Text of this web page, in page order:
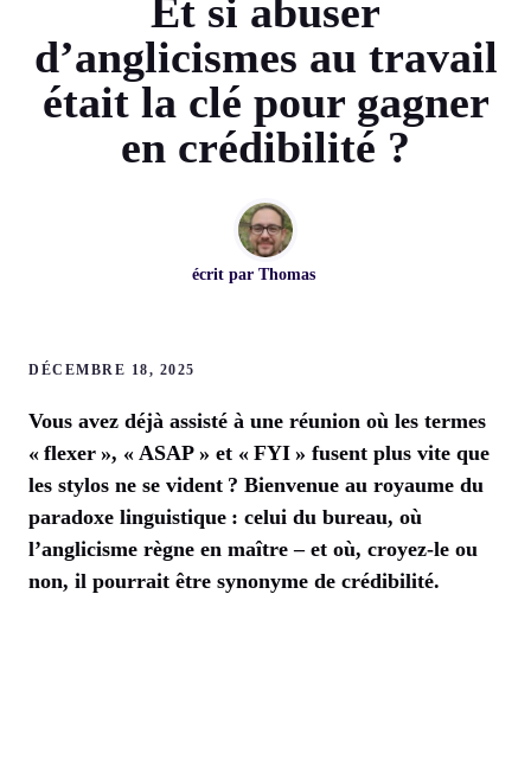
Et si abuser
d’anglicismes au travail
était la clé pour gagner
en crédibilité ?
écrit par Thomas
DÉCEMBRE 18, 2025
Vous avez déjà assisté à une réunion où les termes
« flexer », « ASAP » et « FYI » fusent plus vite que
les stylos ne se vident ? Bienvenue au royaume du
paradoxe linguistique : celui du bureau, où
l’anglicisme règne en maître – et où, croyez-le ou
non, il pourrait être synonyme de crédibilité.